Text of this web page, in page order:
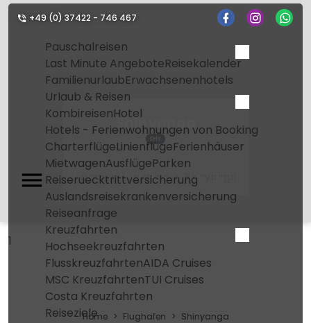
+49 (0) 37422 - 746 467
Pauschalreisen
Last Minute AngeboteReisekalender
FamilienurlaubErwachsenenhotels
Urlaub & Reisen
KombireisenHotel
Hotels - Ferienwohnungen von Booking
CharterflügeLinienflügeFerienhäuser
MietwagenAusflügeParken
Reiseruecktrittversicherung
Auslandsreisekrankenversicherung
Reiseanfrage
Kreuzfahrten
Hochseekreuzfahrten
FlusskreuzfahrtenAIDA Cruises
MSC KreuzfahrtenTUI Cruises
Costa Kreuzfahrten
Reiseziele
Shinyanga
SHY
Home Flughafen Shinyanga
1
Home Flughafen Shinyanga